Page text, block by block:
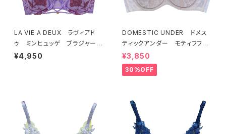
LA VIE A DEUX ラヴィアド
ゥ ミンヒュッゲ ブラジャー
（ライラック）BRA LILAC 2249
¥4,950
DOMESTIC UNDER ドメス
ティックアンダー モティフフル
ール ブラジャー（オフホワイ
ト）D2255
¥3,850
30%OFF